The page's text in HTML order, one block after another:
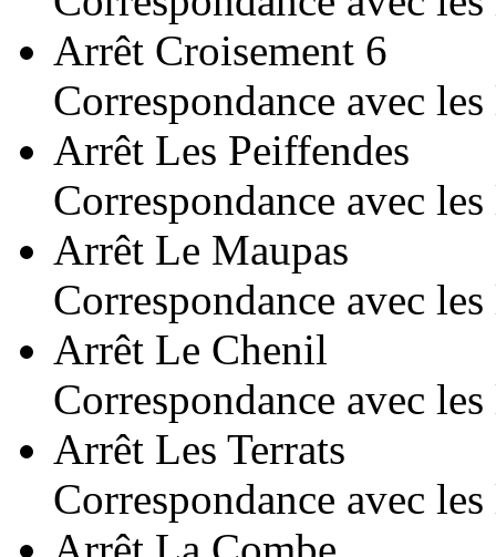
Arrêt Croisement 6
Correspondance avec
Arrêt Les Peiffendes
Correspondance avec
Arrêt Le Maupas
Correspondance avec
Arrêt Le Chenil
Correspondance avec
Arrêt Les Terrats
Correspondance avec